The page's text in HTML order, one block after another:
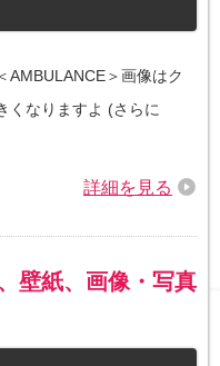
AMBULANCE＞画像はク
くなりますよ (さらに
詳細を見る
壁紙、画像・写真